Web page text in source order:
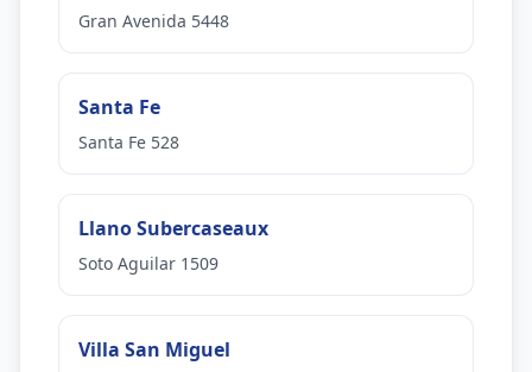
Gran Avenida 5448
Santa Fe
Santa Fe 528
Llano Subercaseaux
Soto Aguilar 1509
Villa San Miguel